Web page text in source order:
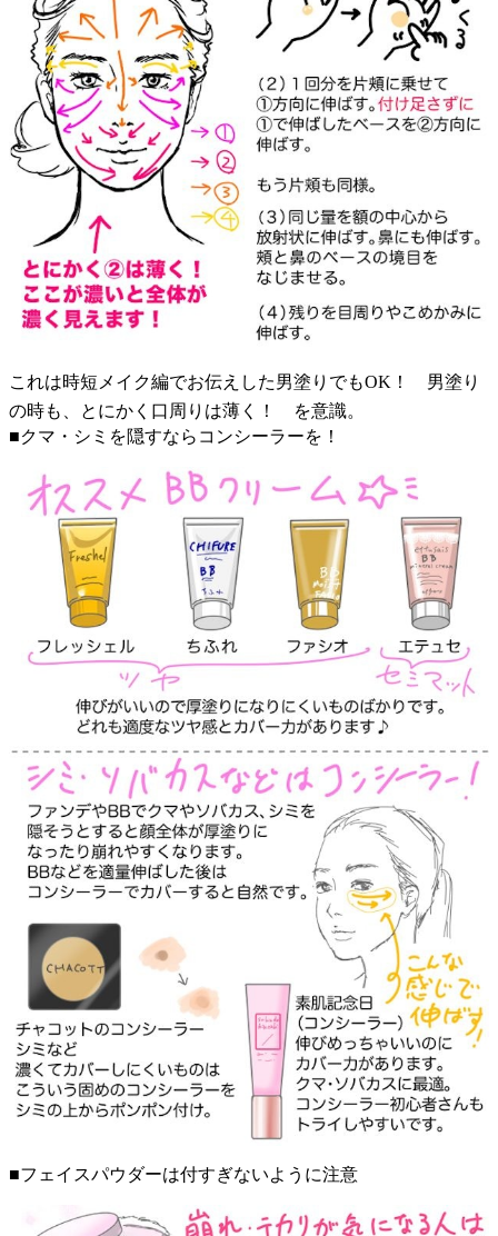
これは時短メイク編でお伝えした男塗りでもOK！ 男塗り
の時も、とにかく口周りは薄く！ を意識。
■クマ・シミを隠すならコンシーラーを！
■フェイスパウダーは付すぎないように注意